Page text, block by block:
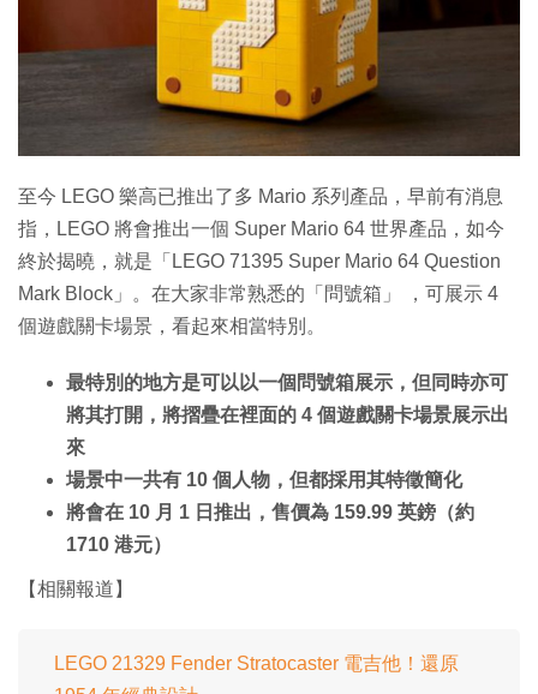
至今 LEGO 樂高已推出了多 Mario 系列產品，早前有消息
指，LEGO 將會推出一個 Super Mario 64 世界產品，如今
終於揭曉，就是「LEGO 71395 Super Mario 64 Question
Mark Block」。在大家非常熟悉的「問號箱」 ，可展示 4
個遊戲關卡場景，看起來相當特別。
最特別的地方是可以以一個問號箱展示，但同時亦可
將其打開，將摺疊在裡面的 4 個遊戲關卡場景展示出
來
場景中一共有 10 個人物，但都採用其特徵簡化
將會在 10 月 1 日推出，售價為 159.99 英鎊（約
1710 港元）
【相關報道】
LEGO 21329 Fender Stratocaster 電吉他！還原